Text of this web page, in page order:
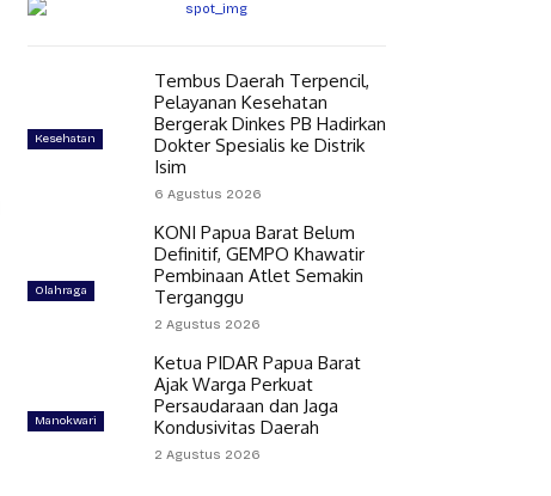
Kesehatan
Tembus Daerah Terpencil,
Pelayanan Kesehatan
Bergerak Dinkes PB Hadirkan
Dokter Spesialis ke Distrik
Isim
6 Agustus 2026
Olahraga
KONI Papua Barat Belum
Definitif, GEMPO Khawatir
Pembinaan Atlet Semakin
Terganggu
2 Agustus 2026
Manokwari
Ketua PIDAR Papua Barat
Ajak Warga Perkuat
Persaudaraan dan Jaga
Kondusivitas Daerah
2 Agustus 2026